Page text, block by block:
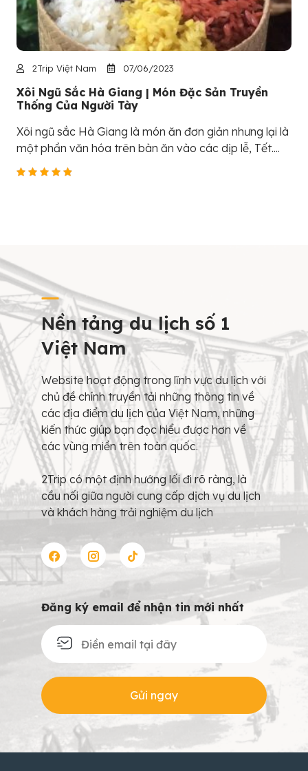
2Trip Việt Nam 07/06/2023
Xôi Ngũ Sắc Hà Giang | Món Đặc Sản Truyền
Thống Của Người Tày
Xôi ngũ sắc Hà Giang là món ăn đơn giản nhưng lại là
một phần văn hóa trên bàn ăn vào các dịp lễ, Tết....
Nền tảng du lịch số 1
Việt Nam
Website hoạt động trong lĩnh vực du lịch với
chủ đề chính truyền tải những thông tin về
các địa điểm du lịch của Việt Nam, những
kiến thức giúp bạn đọc hiểu được hơn về
các vùng miền trên toàn quốc.
2Trip có một định hướng lối đi rõ ràng, là
cầu nối giữa người cung cấp dịch vụ du lịch
và khách hàng trải nghiệm du lịch
Đăng ký email để nhận tin mới nhất
Gửi ngay